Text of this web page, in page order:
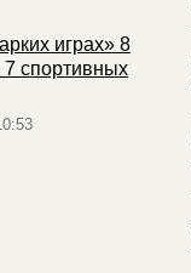
играх» 8
спортивных